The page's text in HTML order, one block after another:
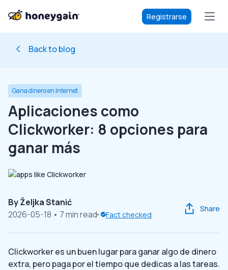
Registrarse
Back to blog
Gana dinero en Internet
Aplicaciones como
Clickworker: 8 opciones para
ganar más
ByŽeljka Stanić
2026-05-18 • 7 min read Fact checked
Share
Clickworker es un buen lugar para ganar algo de dinero
extra, pero paga por el tiempo que dedicas a las tareas.